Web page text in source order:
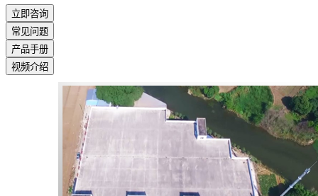
立即咨询
常见问题
产品手册
视频介绍